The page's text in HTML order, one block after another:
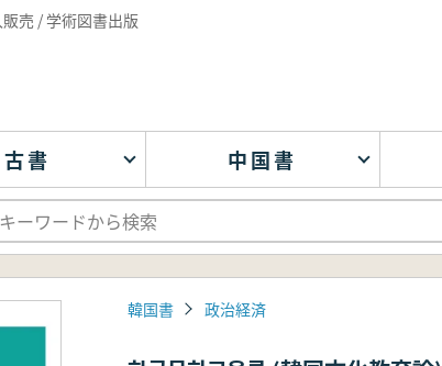
売 / 学術図書出版
古書 中国書
韓国書 政治経済